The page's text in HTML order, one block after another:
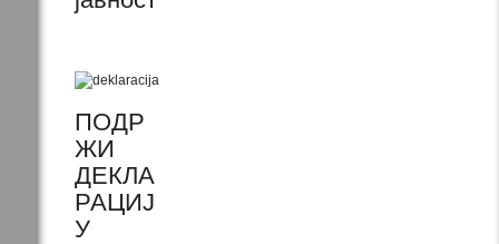
ПОДР
ЖИ
ДЕКЛА
РАЦИЈ
У